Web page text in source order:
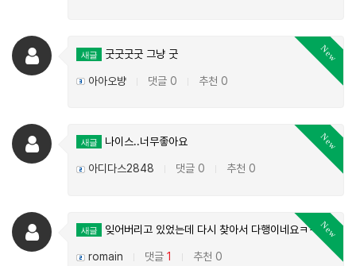
New
새글 굿굿굿굿 그냥 굿
아아오뱡 댓글 0 추천 0
New
새글 나이스..너무좋아요
아디다스2848 댓글 0 추천 0
New
새글 잊어버리고 있었는데 다시 찾아서 다행이네요ㅋㅋ
romain 댓글1 추천 0